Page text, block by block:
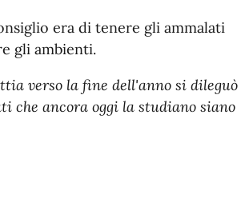
era di tenere gli ammalati
gli ambienti.
verso la fine dell'anno si dileguò
che ancora oggi la studiano siano